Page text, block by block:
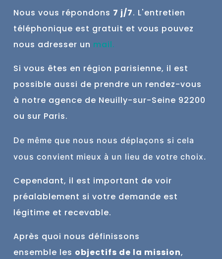
Nous vous répondons 7 j/7. L'entretien
téléphonique est gratuit et vous pouvez
nous adresser un mail.
Si vous êtes en région parisienne, il est
possible aussi de prendre un rendez-vous
à notre agence de Neuilly-sur-Seine 92200
ou sur Paris.
De même que nous nous déplaçons si cela
vous convient mieux à un lieu de votre choix.
Cependant, il est important de voir
préalablement si votre demande est
légitime et recevable.
Après quoi nous définissons
ensemble les objectifs de la mission,